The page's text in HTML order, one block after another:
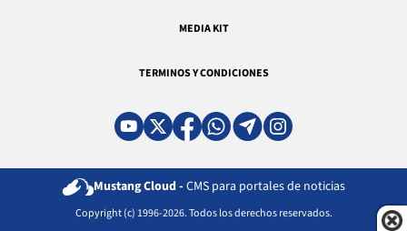
MEDIA KIT
TERMINOS Y CONDICIONES
Mustang Cloud - CMS para portales de noticias
Copyright (c) 1996-2026. Todos los derechos reservados.